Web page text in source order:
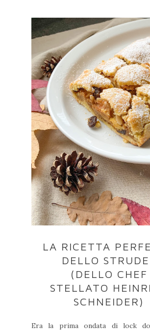
LA RICETTA
DELLO
(DELLO CHEF
STELLATO
SCHNEIDER)
Era la prima ondata di lock